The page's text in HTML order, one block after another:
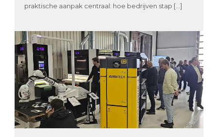
praktische aanpak centraal: hoe bedrijven stap […]